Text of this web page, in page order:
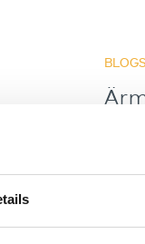
BLOGS
es
über